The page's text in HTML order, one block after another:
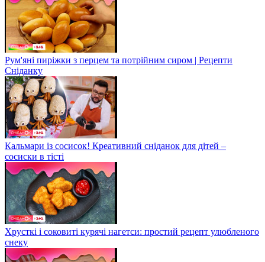
Рум'яні пиріжки з перцем та потрійним сиром | Рецепти
Сніданку
Кальмари із сосисок! Креативний сніданок для дітей –
сосиски в тісті
Хрусткі і соковиті курячі нагетси: простий рецепт улюбленого
снеку